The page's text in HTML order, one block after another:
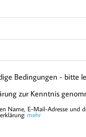
Bedingungen - bitte
zur Kenntnis
Name, E-Mail-Adresse und
mehr